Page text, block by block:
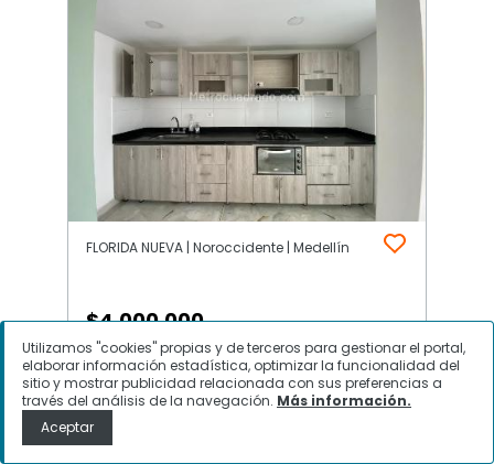
FLORIDA NUEVA | Noroccidente | Medellín
$4.000.000
Apartamento en Arriendo, FLORIDA
NUEVA, Medellín
Utilizamos "cookies" propias y de terceros para gestionar el portal,
elaborar información estadística, optimizar la funcionalidad del
sitio y mostrar publicidad relacionada con sus preferencias a
través del análisis de la navegación. Más información.
Aceptar